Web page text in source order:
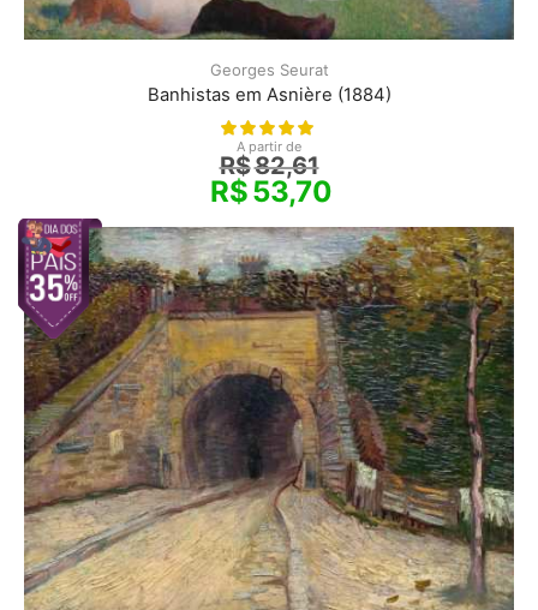
Georges Seurat
Banhistas em Asnière (1884)
A partir de
R$82,61
R$53,70